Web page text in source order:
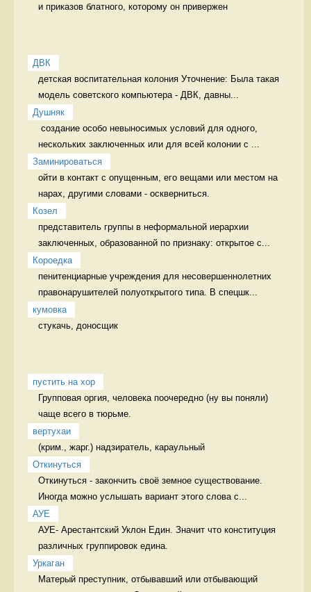
и приказов блатного, которому он привержен
ДВК
детская воспитательная колония Уточнение: Была такая
модель советского компьютера - ДВК, давны...
Душняк
нескольких заключенных или для всей колонии с ...
Заминироваться
ойти в контакт с опущенным, его вещами или местом на
нарах, другими словами - оскверниться.
Козел
представитель группы в неформальной иерархии
заключенных, образованной по признаку: открытое с...
Короедка
пенитенциарные учреждения для несовершеннолетних
правонарушителей полуоткрытого типа. В спецшк...
кумовка
стукачь, доносщик
пустить на хор
Групповая оргия, человека поочередно (ну вы поняли)
чаще всего в тюрьме.
вертухаи
(крим., жарг.) надзиратель, караульный
Откинуться
Откинуться - закончить своё земное существование.
Иногда можно услышать вариант этого слова с...
АУЕ
АУЕ- Арестантский Уклон Един. Значит что конституция
различных группировок едина.
Уркаган
Матерый преступник, отбывавший или отбывающий